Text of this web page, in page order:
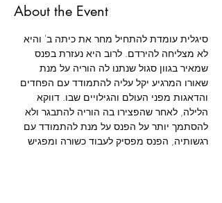
About the Event
סיגלית עומדת להתחיל מחר את כיתה ב' והיא
לא מצליחה להירדם. לרוב היא נעזרת בפנס
שמאיר בגוון סגול שנתנו לה הוריה על מנת
שאורו המרגיע יקל עליה להתמודד עם הפחדים
והדאגות מפני העולם והגילויים שבו. דווקא
הלילה, לאחר שהפצירו בה הוריה להתבגר ולא
להסתמך יותר על הפנס על מנת להתמודד עם
רגשותיה, הפנס מפסיק לעבוד כשורה ומפגיש